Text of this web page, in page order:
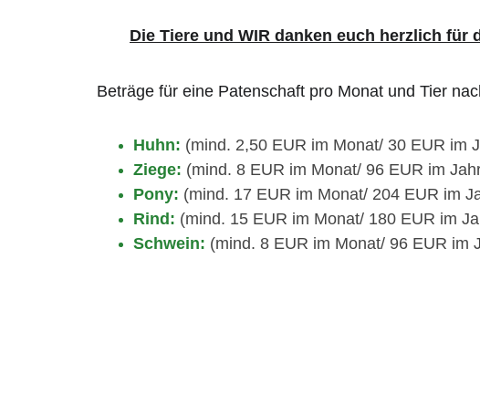
Die Tiere und WIR danken euch herzlich für
Beträge für eine Patenschaft pro Monat und Tier
Huhn: (mind. 2,50 EUR im Monat/ 30 EUR im
Ziege: (mind. 8 EUR im Monat/ 96 EUR im
Pony: (mind. 17 EUR im Monat/ 204 EUR im
Rind: (mind. 15 EUR im Monat/ 180 EUR im
Schwein: (mind. 8 EUR im Monat/ 96 EUR im